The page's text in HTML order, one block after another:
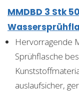
MMDBD 3 Stk
Hervorragende
Sprühflasche
auslaufsicher,